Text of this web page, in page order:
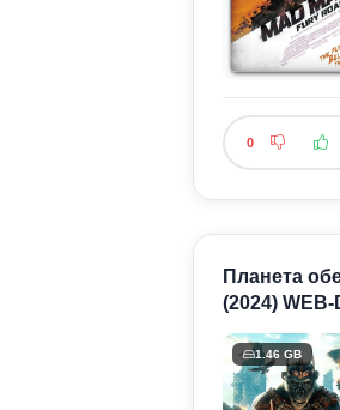
0
Планета
(2024)
1.46 GB